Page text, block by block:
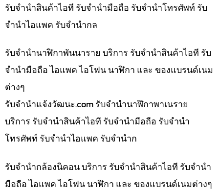
รับจำนำสินค้าไอที รับจำนำมือถือ รับจำนำโทรศัพท์ รับ
จำนำไอแพค รับจำนำกล
รับจำนำนาฬิกาพันนาราย บริการ รับจำนำสินค้าไอที รับ
จำนำมือถือ ไอแพค ไอโฟน นาฬิกา และ ของแบรนด์เนม
ต่างๆ
รับจํานําแจ้งวัฒนะ.com รับจำนำนาฬิกาพาเนราย
บริการ รับจำนำสินค้าไอที รับจำนำมือถือ รับจำนำ
โทรศัพท์ รับจำนำไอแพค รับจำนำก
รับจำนำกล้องนิคอน บริการ รับจำนำสินค้าไอที รับจำนำ
มือถือ ไอแพค ไอโฟน นาฬิกา และ ของแบรนด์เนมต่างๆ